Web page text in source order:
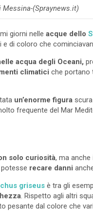
Messina-(Spraynews.it)
giorni nelle acque dello
di coloro che
acqua degli Oceani,
climatici che portano
un’enorme figura
frequente del Mar
solo curiosità, ma anche
recare danni
griseus è tra gli
. Rispetto agli altri
pesante dal colore che